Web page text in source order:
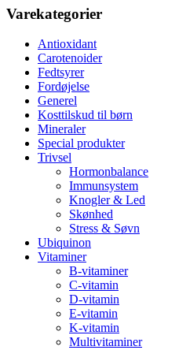
Varekategorier
Antioxidant
Carotenoider
Fedtsyrer
Fordøjelse
Generel
Kosttilskud til børn
Mineraler
Special produkter
Trivsel
Hormonbalance
Immunsystem
Knogler & Led
Skønhed
Stress & Søvn
Ubiquinon
Vitaminer
B-vitaminer
C-vitamin
D-vitamin
E-vitamin
K-vitamin
Multivitaminer